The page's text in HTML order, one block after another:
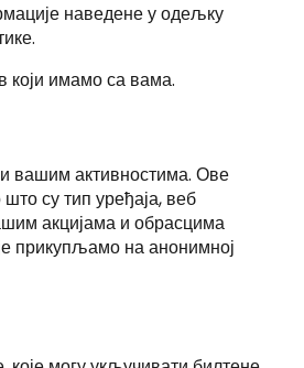
наведене у одељку
који имамо са вама.
вашим активностима. Ове
су тип уређаја, веб
акцијама и обрасцима
прикупљамо на анонимној